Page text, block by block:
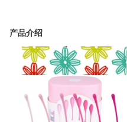
产品介绍